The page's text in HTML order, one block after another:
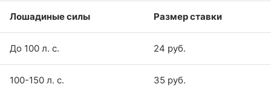
Лошадиные силы Размер ставки
До 100 л. с. 24 руб.
100-150 л. с. 35 руб.